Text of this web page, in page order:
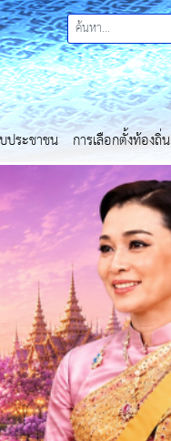
ประชาชน การเลือกตั้งท้องถิ่น